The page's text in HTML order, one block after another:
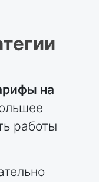
на
работы